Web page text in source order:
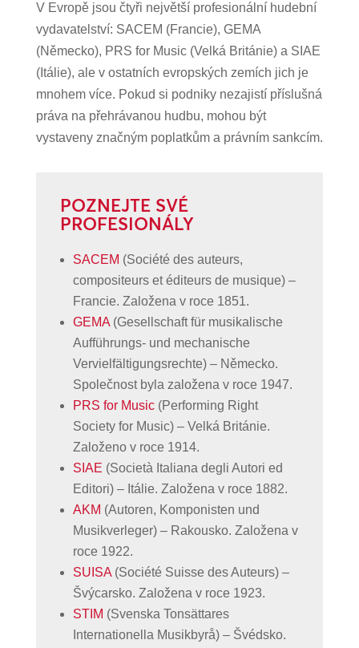
V Evropě jsou čtyři největší profesionální hudební
vydavatelství: SACEM (Francie), GEMA
(Německo), PRS for Music (Velká Británie) a SIAE
(Itálie), ale v ostatních evropských zemích jich je
mnohem více. Pokud si podniky nezajistí příslušná
práva na přehrávanou hudbu, mohou být
vystaveny značným poplatkům a právním sankcím.
POZNEJTE SVÉ
PROFESIONÁLY
SACEM (Société des auteurs,
compositeurs et éditeurs de musique) –
Francie. Založena v roce 1851.
GEMA(Gesellschaft für musikalische
Aufführungs- und mechanische
Vervielfältigungsrechte) – Německo.
Společnost byla založena v roce 1947.
PRS for Music(Performing Right
Society for Music) – Velká Británie.
Založeno v roce 1914.
SIAE (Società Italiana degli Autori ed
Editori) – Itálie. Založena v roce 1882.
AKM (Autoren, Komponisten und
Musikverleger) – Rakousko. Založena v
roce 1922.
SUISA(Société Suisse des Auteurs) –
Švýcarsko. Založena v roce 1923.
STIM (Svenska Tonsättares
Internationella Musikbyrå) – Švédsko.